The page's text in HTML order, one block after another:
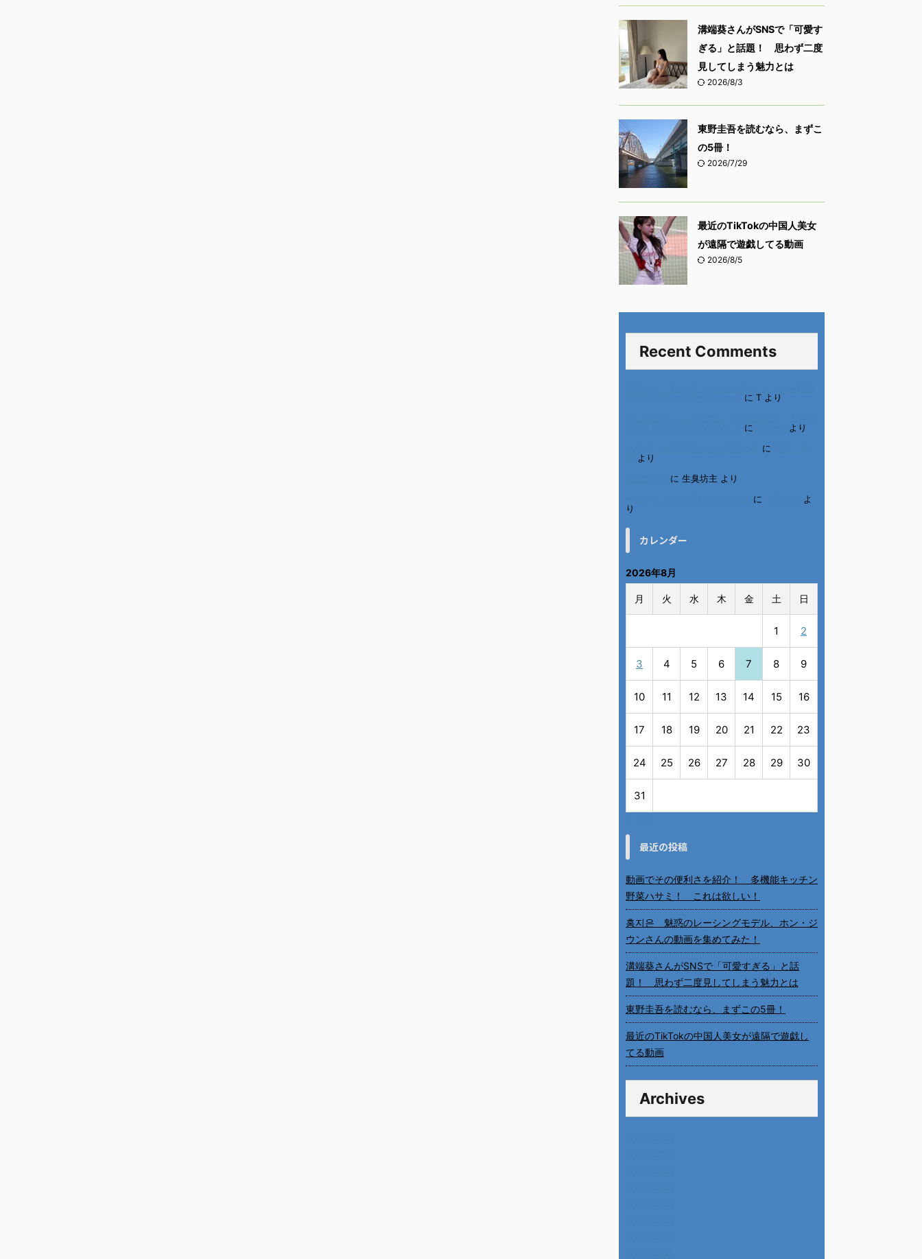
溝端葵さんがSNSで「可愛す
ぎる」と話題！ 思わず二度
見してしまう魅力とは
2026/8/3
東野圭吾を読むなら、まずこ
の5冊！
2026/7/29
最近のTikTokの中国人美女
が遠隔で遊戯してる動画
2026/8/5
Recent Comments
に T より
に
より
に
より
に 生臭坊主 より
に
よ
り
カレンダー
2026年8月
月 火 水 木 金 土 日
1 2
3 4 5 6 7 8 9
10 11 12 13 14 15 16
17 18 19 20 21 22 23
24 25 26 27 28 29 30
31
最近の投稿
動画でその便利さを紹介！ 多機能キッチン
野菜ハサミ！ これは欲しい！
홍지은 魅惑のレーシングモデル、ホン・ジ
ウンさんの動画を集めてみた！
溝端葵さんがSNSで「可愛すぎる」と話
題！ 思わず二度見してしまう魅力とは
東野圭吾を読むなら、まずこの5冊！
最近のTikTokの中国人美女が遠隔で遊戯し
てる動画
Archives